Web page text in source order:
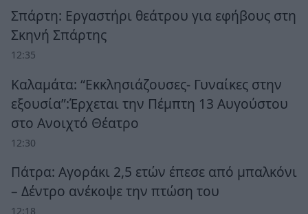
Σπάρτη: Εργαστήρι θεάτρου για εφήβους στη
Σκηνή Σπάρτης
12:35
Καλαμάτα: “Εκκλησιάζουσες- Γυναίκες στην
εξουσία”:Έρχεται την Πέμπτη 13 Αυγούστου
στο Ανοιχτό Θέατρο
12:30
Πάτρα: Αγοράκι 2,5 ετών έπεσε από μπαλκόνι
– Δέντρο ανέκοψε την πτώση του
12:18